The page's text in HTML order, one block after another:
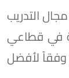
التدريب
في قطاعي
وفقاً لأفضل